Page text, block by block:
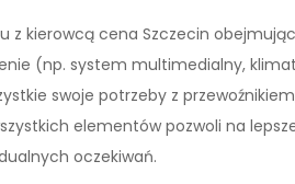
z kierowcą cena Szczecin
(np. system multimedialny,
swoje potrzeby z
elementów pozwoli na
oczekiwań.